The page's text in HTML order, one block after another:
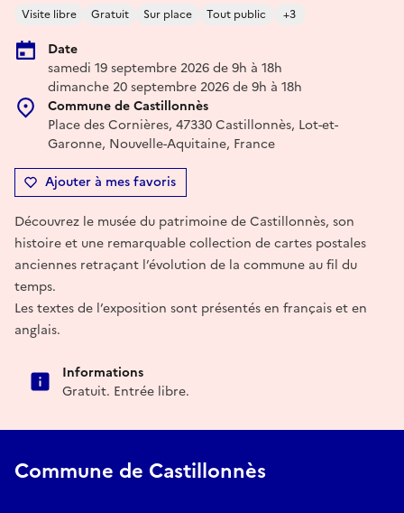
Visite libre Gratuit Sur place Tout public +3
Date
samedi 19 septembre 2026 de 9h à 18h
dimanche 20 septembre 2026 de 9h à 18h
Commune de Castillonnès
Place des Cornières, 47330 Castillonnès, Lot-et-
Garonne, Nouvelle-Aquitaine, France
Ajouter à mes favoris
Découvrez le musée du patrimoine de Castillonnès, son
histoire et une remarquable collection de cartes postales
anciennes retraçant l’évolution de la commune au fil du
temps.
Les textes de l’exposition sont présentés en français et en
anglais.
Informations
Gratuit. Entrée libre.
Commune de Castillonnès